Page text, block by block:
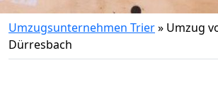
Umzugsunternehmen Trier» Umzug
Dürresbach